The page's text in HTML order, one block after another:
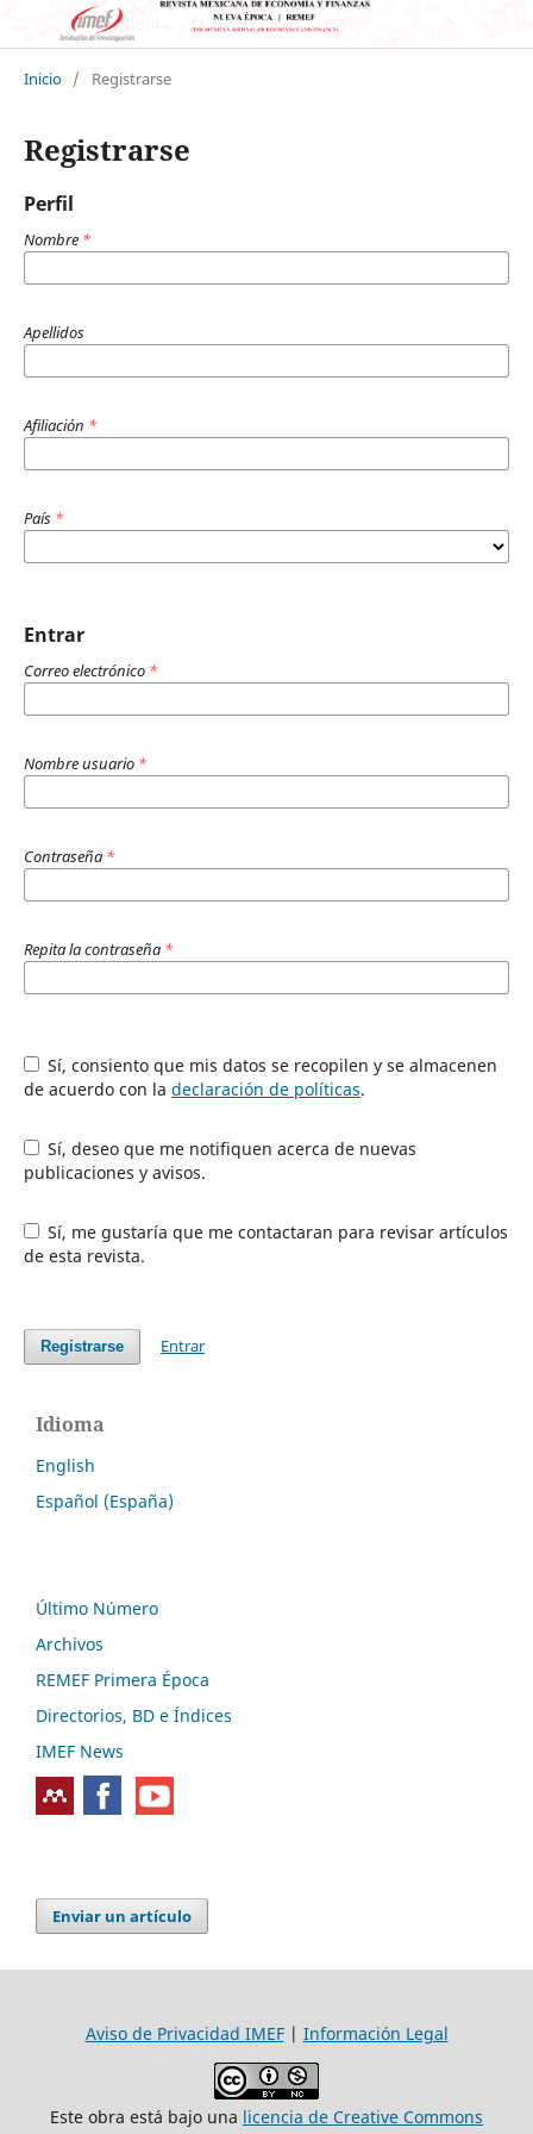
Inicio / Registrarse
Registrarse
Perfil
Nombre *
Apellidos
Afiliación *
País *
Entrar
Correo electrónico *
Nombre usuario *
Contraseña *
Repita la contraseña *
Sí, consiento que mis datos se recopilen y se almacenen
de acuerdo con la declaración de políticas.
Sí, deseo que me notifiquen acerca de nuevas
publicaciones y avisos.
Sí, me gustaría que me contactaran para revisar artículos
de esta revista.
Registrarse Entrar
Idioma
English
Español (España)
Último Número
Archivos
REMEF Primera Época
Directorios, BD e Índices
IMEF News
Enviar un artículo
Aviso de Privacidad IMEF| Información Legal
Este obra está bajo una licencia de Creative Commons